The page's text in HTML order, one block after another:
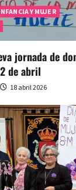
Y MUJER
jornada de
de abril
18 abril 2026